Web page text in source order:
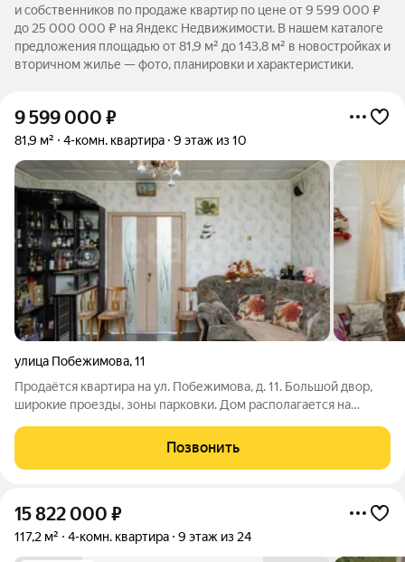
и собственников по продаже квартир по цене от 9 599 000 ₽
до 25 000 000 ₽ на Яндекс Недвижимости. В нашем каталоге
предложения площадью от 81,9 м² до 143,8 м² в новостройках и
вторичном жилье — фото, планировки и характеристики.
9 599 000 ₽
81,9 м² 4-комн. квартира 9 этаж из 10
улица Побежимова,11
Продаётся квартира на ул. Побежимова, д. 11. Большой двор,
широкие проезды, зоны парковки. Дом располагается на
Красноярский рабочий. Шума транспорта нет. Квартира
расположена на 9 этаже, что
Позвонить
15 822 000 ₽
117,2 м² 4-комн. квартира 9 этаж из 24